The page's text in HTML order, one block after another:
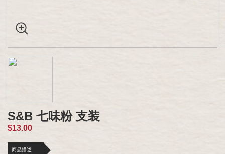
S&B 七味粉 支装
$13.00
商品描述